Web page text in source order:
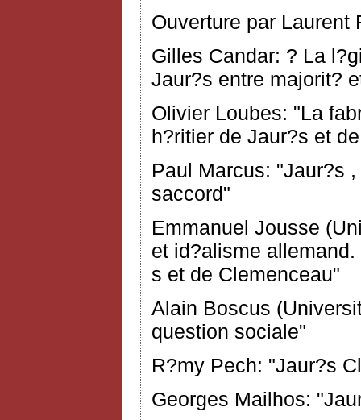
Ouverture par Laurent
Gilles Candar: ? La
Jaur?s entre majorit?
Olivier Loubes: "La
h?ritier de Jaur?s et
Paul Marcus: "Jaur?s
saccord"
Emmanuel Jousse
et id?alisme
s et de Clemenceau"
Alain Boscus
question sociale"
R?my Pech: "Jaur?s
Georges Mailhos: